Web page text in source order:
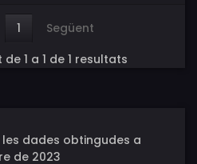
1
Següent
1 a 1 de 1 resultats
dades obtingudes a
de 2023